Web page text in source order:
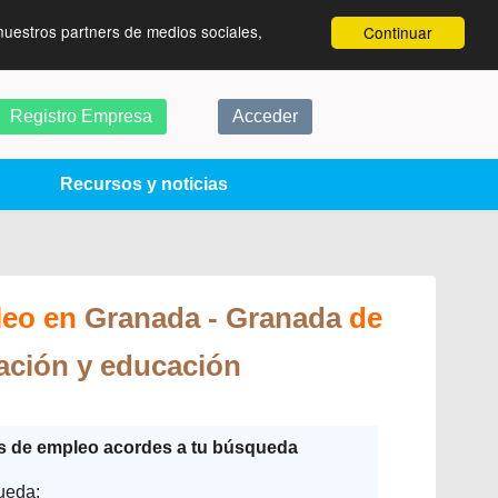
Continuar
partners de medios sociales,
Registro Empresa Acceder
Recursos y noticias
en Granada - Granadade
y educación
de empleo acordes a tu búsqueda